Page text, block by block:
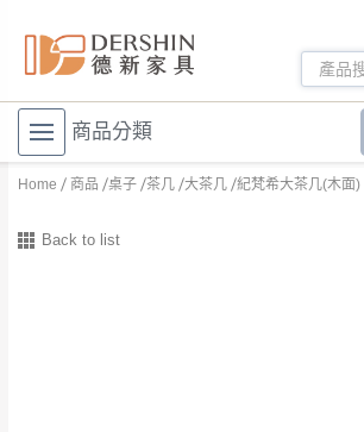
商品分類
Home 商品 桌子 茶几 大茶几 紀梵希大茶几(木面)
Back to list